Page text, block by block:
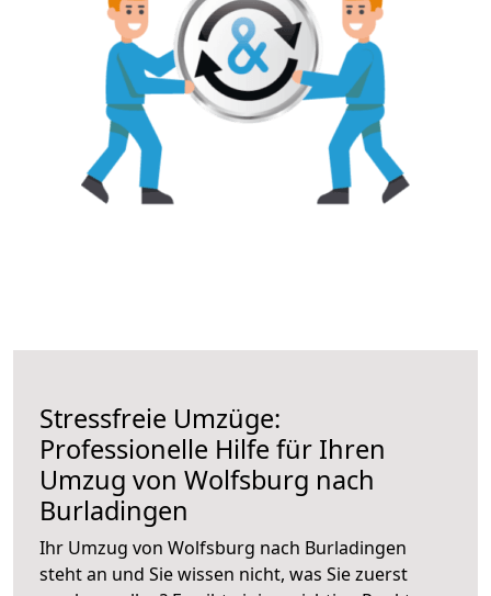
Stressfreie Umzüge:
Professionelle Hilfe für Ihren
Umzug von Wolfsburg nach
Burladingen
Ihr Umzug von Wolfsburg nach Burladingen
steht an und Sie wissen nicht, was Sie zuerst